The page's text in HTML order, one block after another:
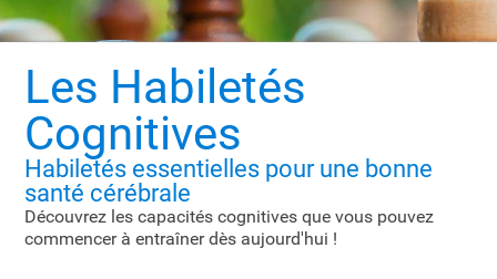
Les Habiletés
Cognitives
Habiletés essentielles pour une bonne
santé cérébrale
Découvrez les capacités cognitives que vous pouvez
commencer à entraîner dès aujourd'hui !